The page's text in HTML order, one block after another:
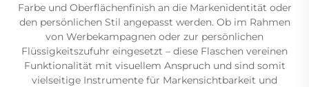
Farbe und Oberflächenfinish an die Markenidentität oder
den persönlichen Stil angepasst werden. Ob im Rahmen
von Werbekampagnen oder zur persönlichen
Flüssigkeitszufuhr eingesetzt – diese Flaschen vereinen
Funktionalität mit visuellem Anspruch und sind somit
vielseitige Instrumente für Markensichtbarkeit und